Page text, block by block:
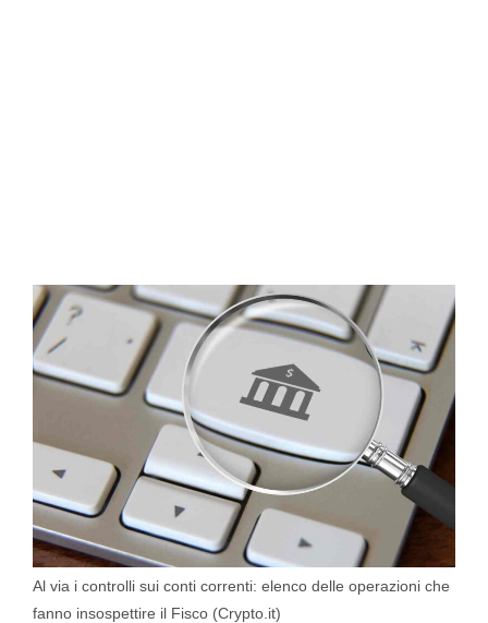
Al via i controlli sui conti correnti: elenco delle operazioni che
fanno insospettire il Fisco (Crypto.it)